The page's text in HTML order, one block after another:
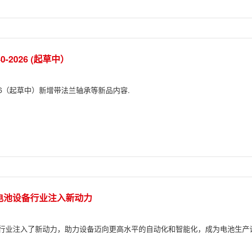
2026 (起草中）
起草中）新增带法兰轴承等新品内容.
设备行业注入新动力
业注入了新动力，助力设备迈向更高水平的自动化和智能化，成为电池生产